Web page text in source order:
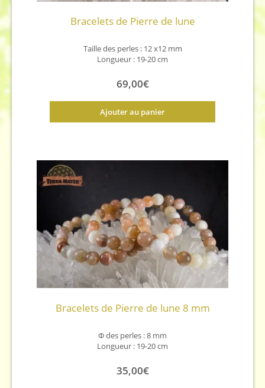
Bracelets de Pierre de lune
Taille des perles : 12 x12 mm
Longueur : 19-20 cm
69,00€
Ajouter au panier
Bracelets de Pierre de lune 8 mm
Φdes perles : 8 mm
Longueur : 19-20 cm
35,00€